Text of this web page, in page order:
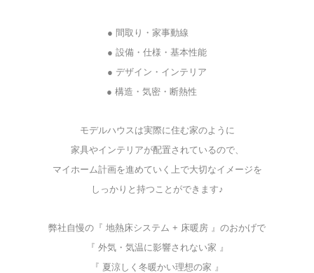
● 間取り・家事動線
● 設備・仕様・基本性能
● デザイン・インテリア
● 構造・気密・断熱性
モデルハウスは実際に住む家のように
家具やインテリアが配置されているので、
マイホーム計画を進めていく上で大切なイメージを
しっかりと持つことができます♪
弊社自慢の『 地熱床システム + 床暖房 』のおかげで
『 外気・気温に影響されない家 』
『 夏涼しく冬暖かい理想の家 』